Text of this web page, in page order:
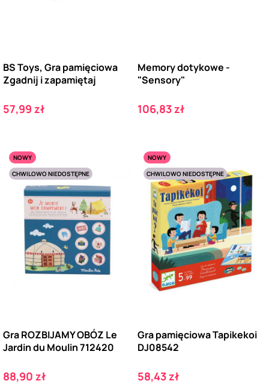
BS Toys, Gra pamięciowa
Zgadnij i zapamiętaj
Cena
57,99 zł
Memory dotykowe -
"Sensory"
Cena
106,83 zł
NOWY
CHWILOWO NIEDOSTĘPNE
Gra ROZBIJAMY OBÓZ Le
Jardin du Moulin 712420
Cena
88,90 zł
NOWY
CHWILOWO NIEDOSTĘPNE
Gra pamięciowa Tapikekoi
DJ08542
Cena
58,43 zł